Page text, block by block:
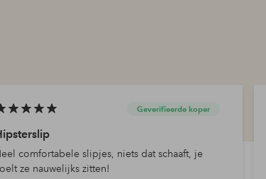
Geverifieerde koper
comfortabele slipjes, niets dat schaaft, je
ze nauwelijks zitten!